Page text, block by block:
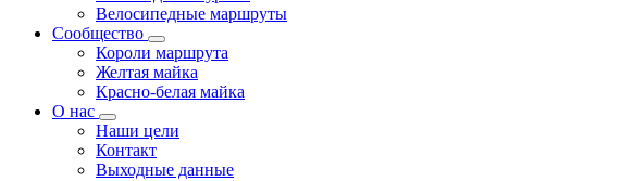
Велосипедные маршруты
Сообщество
Короли маршрута
Желтая майка
Красно-белая майка
О нас
Наши цели
Контакт
Выходные данные